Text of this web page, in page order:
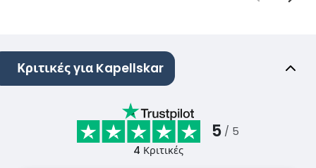
Κριτικές για Kapellskar
5 / 5
4 Κριτικές